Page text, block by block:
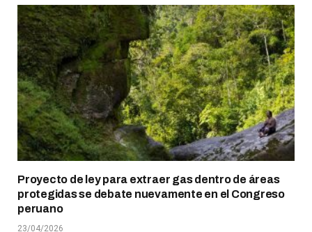
Proyecto de ley para extraer gas dentro de áreas
protegidas se debate nuevamente en el Congreso
peruano
23/04/2026